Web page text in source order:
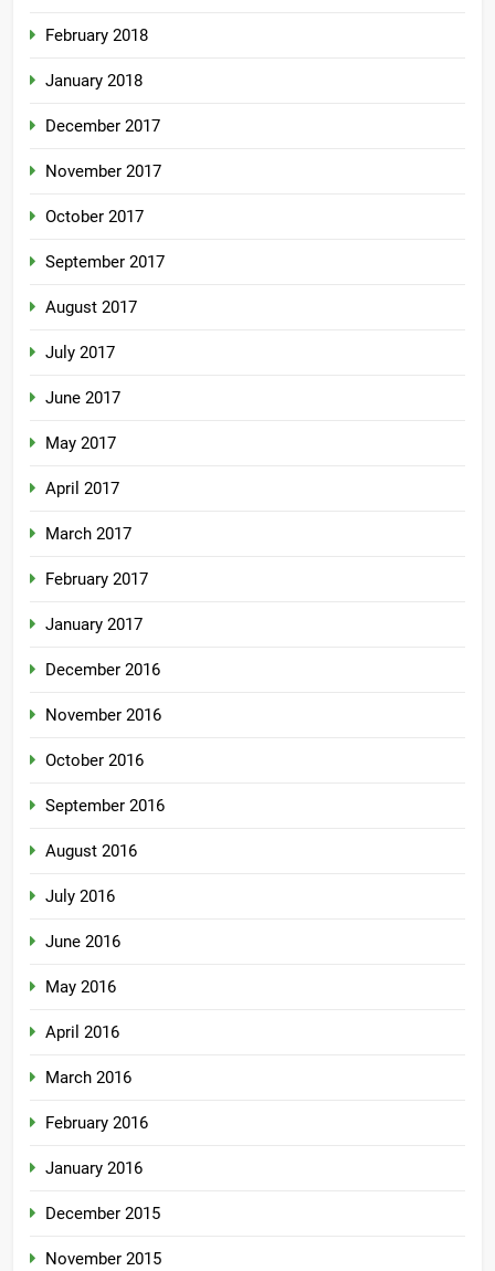
February 2018
January 2018
December 2017
November 2017
October 2017
September 2017
August 2017
July 2017
June 2017
May 2017
April 2017
March 2017
February 2017
January 2017
December 2016
November 2016
October 2016
September 2016
August 2016
July 2016
June 2016
May 2016
April 2016
March 2016
February 2016
January 2016
December 2015
November 2015